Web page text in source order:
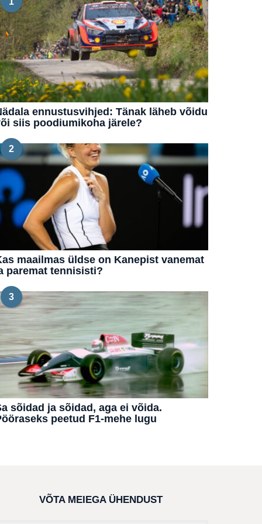
ennustusvihjed: Tänak läheb võidu
siis poodiumikoha järele?
2
maailmas üldse on Kanepist vanemat
paremat tennisisti?
3
sõidad ja sõidad, aga ei võida.
peetud F1-mehe lugu
VÕTA MEIEGA ÜHENDUST